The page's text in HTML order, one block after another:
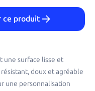
ce produit
une surface lisse et
doux et agréable
une personnalisation